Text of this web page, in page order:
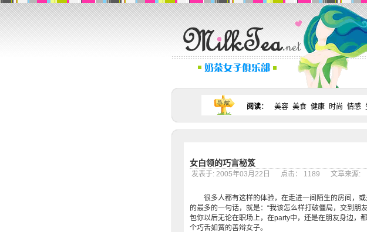
阅读： 美容 美食 健康 时尚 情感
女白领的巧言秘笈
发表于: 2005年03月22日 点击： 1189 文章来源:
很多人都有这样的体验，在走进一间陌生的房间，或
的最多的一句话，就是：“我该怎么样打破僵局，交到朋
包你以后无论在职场上，在party中，还是在朋友身边，
个巧舌如簧的善辩女子。